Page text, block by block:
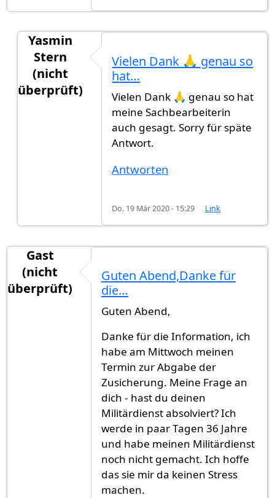
Yasmin
Stern
(nicht
überprüft)
Das türkische Konsulat…vonGast
Vielen Dank 🙏 genau so
hat…
Vielen Dank 🙏 genau so hat
meine Sachbearbeiterin
auch gesagt. Sorry für späte
Antwort.
Antworten
Do. 19 Mär 2020 - 15:29 Link
Gast
(nicht
überprüft)
Guten Abend,Danke für
die…
Guten Abend,
Danke für die Information, ich
habe am Mittwoch meinen
Termin zur Abgabe der
Zusicherung. Meine Frage an
dich - hast du deinen
Militärdienst absolviert? Ich
werde in paar Tagen 36 Jahre
und habe meinen Militärdienst
noch nicht gemacht. Ich hoffe
das sie mir da keinen Stress
machen.